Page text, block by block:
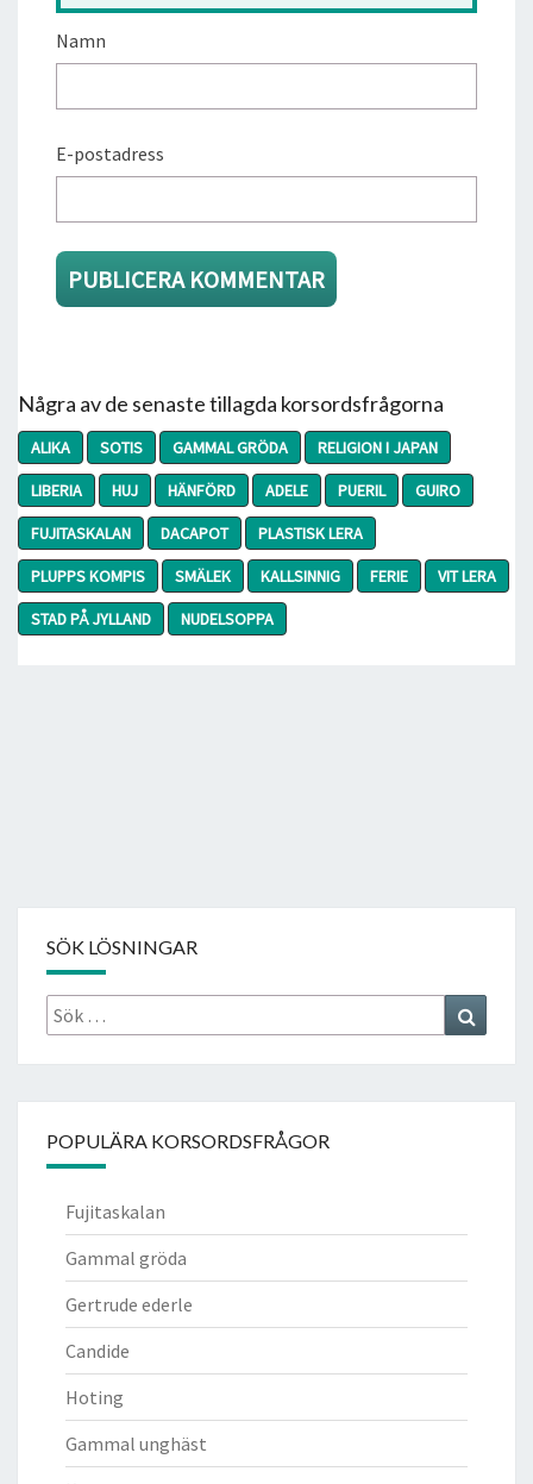
Namn
E-postadress
Några av de senaste tillagda korsordsfrågorna
ALIKA SOTIS GAMMAL GRÖDA
RELIGION I JAPAN
LIBERIA
HUJ HÄNFÖRD ADELE PUERIL
GUIRO
FUJITASKALAN
DACAPOT
PLASTISK LERA
PLUPPS KOMPIS
SMÄLEK KALLSINNIG FERIE
VIT LERA
STAD PÅ JYLLAND
NUDELSOPPA
SÖK LÖSNINGAR
Sök
efter:
POPULÄRA KORSORDSFRÅGOR
Fujitaskalan
Gammal gröda
Gertrude ederle
Candide
Hoting
Gammal unghäst